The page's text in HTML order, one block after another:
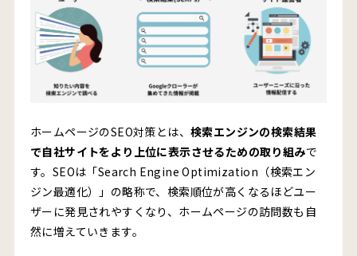
内部リンクの最適化
サイトマップによる全体構造の明示
メタ情報
ホームページのSEO対策【外部施策】
被リンクの獲得
サイテーションの獲得
拡散の仕掛けづくり
ホームページのSEO対策とは、 検索エンジンの検索結果
で自社サイトをより上位に表示させるための取り組みで
す。SEOは「Search Engine Optimization（検索エン
ジン最適化）」の略称で、検索順位が高くなるほどユー
ザーに発見されやすくなり、ホームページの訪問数も自
然に増えていきます。